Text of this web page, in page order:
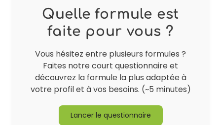
Quelle formule est
faite pour vous ?
Vous hésitez entre plusieurs formules ?
Faites notre court questionnaire et
découvrez la formule la plus adaptée à
votre profil et à vos besoins. (~5 minutes)
Lancer le questionnaire